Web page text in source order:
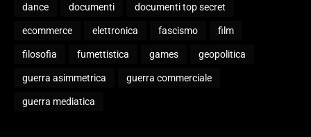
dance documenti documenti top secret
ecommerce elettronica fascismo film
filosofia fumettistica games geopolitica
guerra asimmetrica guerra commerciale
guerra mediatica